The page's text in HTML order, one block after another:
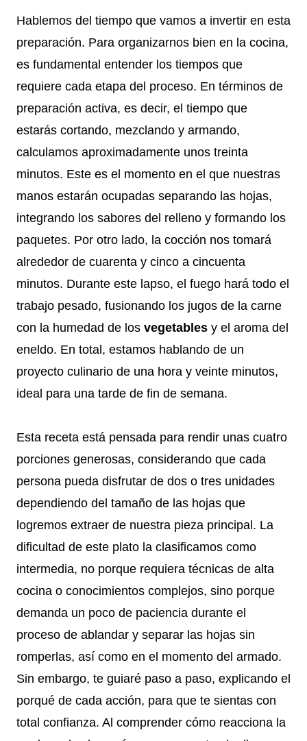
Hablemos del tiempo que vamos a invertir en esta
preparación. Para organizarnos bien en la cocina,
es fundamental entender los tiempos que
requiere cada etapa del proceso. En términos de
preparación activa, es decir, el tiempo que
estarás cortando, mezclando y armando,
calculamos aproximadamente unos treinta
minutos. Este es el momento en el que nuestras
manos estarán ocupadas separando las hojas,
integrando los sabores del relleno y formando los
paquetes. Por otro lado, la cocción nos tomará
alrededor de cuarenta y cinco a cincuenta
minutos. Durante este lapso, el fuego hará todo el
trabajo pesado, fusionando los jugos de la carne
con la humedad de los vegetables y el aroma del
eneldo. En total, estamos hablando de un
proyecto culinario de una hora y veinte minutos,
ideal para una tarde de fin de semana.
Esta receta está pensada para rendir unas cuatro
porciones generosas, considerando que cada
persona pueda disfrutar de dos o tres unidades
dependiendo del tamaño de las hojas que
logremos extraer de nuestra pieza principal. La
dificultad de este plato la clasificamos como
intermedia, no porque requiera técnicas de alta
cocina o conocimientos complejos, sino porque
demanda un poco de paciencia durante el
proceso de ablandar y separar las hojas sin
romperlas, así como en el momento del armado.
Sin embargo, te guiaré paso a paso, explicando el
porqué de cada acción, para que te sientas con
total confianza. Al comprender cómo reacciona la